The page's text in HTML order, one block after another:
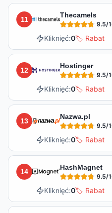
11
Thecamels
9.5/
Kliknięć:0🏷️ Rabat
12
Hostinger
9.5/
Kliknięć:0🏷️ Rabat
13
Nazwa.pl
9.5/
Kliknięć:0🏷️ Rabat
14
HashMagnet
9.5/
Kliknięć:0🏷️ Rabat